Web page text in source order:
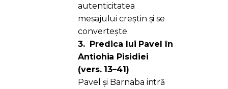
autenticitatea
mesajului creștin și se
convertește.
3. Predica lui Pavel în
Antiohia Pisidiei
(vers. 13–41)
Pavel și Barnaba intră